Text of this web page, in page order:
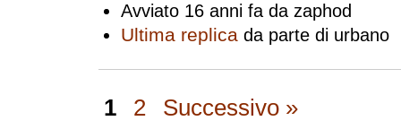
Avviato 16 anni fa da zaphod
Ultima replica da parte di urbano
1 2 Successivo »